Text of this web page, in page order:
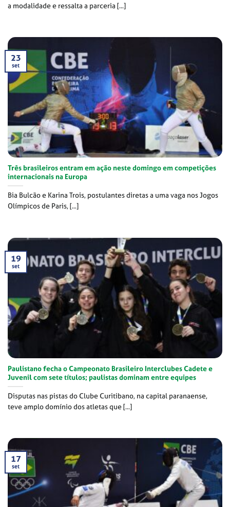
a modalidade e ressalta a parceria [...]
Três brasileiros entram em ação neste domingo em competições
internacionais na Europa
Bia Bulcão e Karina Trois, postulantes diretas a uma vaga nos Jogos
Olímpicos de Paris, [...]
23
set
Paulistano fecha o Campeonato Brasileiro Interclubes Cadete e
Juvenil com sete títulos; paulistas dominam entre equipes
Disputas nas pistas do Clube Curitibano, na capital paranaense,
teve amplo domínio dos atletas que [...]
19
set
17
set